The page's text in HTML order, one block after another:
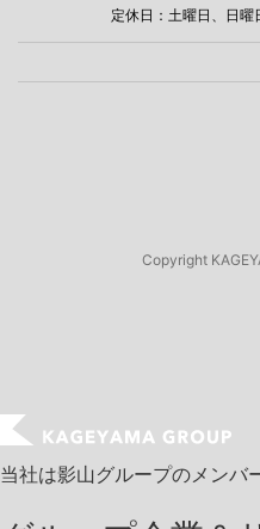
定休日：土曜日、日曜
Copyright
当社は影山グループのメンバ